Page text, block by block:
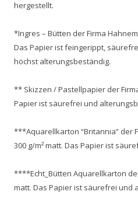
hergestellt.
*Ingres – Bütten der Firma
Das Papier ist feingerippt,
höchst alterungsbeständig.
** Skizzen / Pastellpapier der
Papier ist säurefrei und
***Aquarellkarton “Britannia” der
300 g/m² matt. Das Papier ist
****Echt_Bütten Aquarellkarton
matt. Das Papier ist säurefrei und